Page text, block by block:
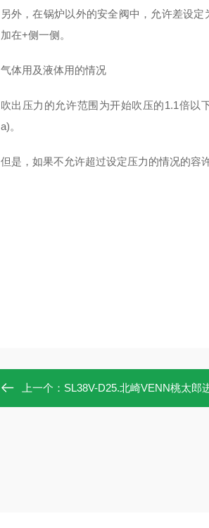
另外，在锅炉以外的安全阀中，允许差设
加在+侧一侧。
气体用及液体用的情况
吹出压力的允许范围为开始吹压的1.1倍以
a)。
但是，如果不允许超过设定压力的情况的容
上一个： SL38V-D25.北崎VENN桃太郎进口安全溢流阀